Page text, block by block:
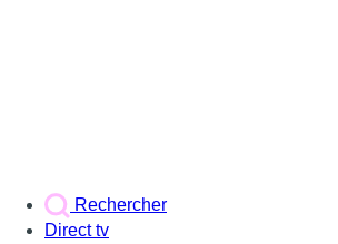
Rechercher
Direct tv